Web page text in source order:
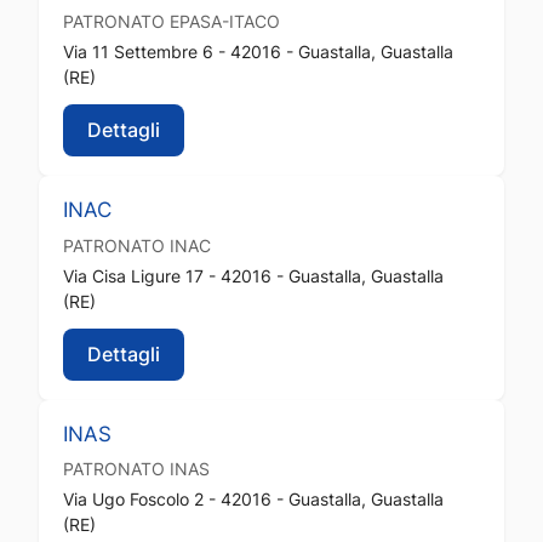
PATRONATO EPASA-ITACO
Via 11 Settembre 6 - 42016 - Guastalla, Guastalla
(RE)
Dettagli
INAC
PATRONATO INAC
Via Cisa Ligure 17 - 42016 - Guastalla, Guastalla
(RE)
Dettagli
INAS
PATRONATO INAS
Via Ugo Foscolo 2 - 42016 - Guastalla, Guastalla
(RE)